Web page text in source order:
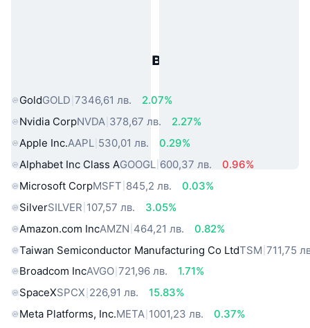
Популярни активи от реалния
GoldGOLD 7346,61 лв.
2.07%
Nvidia CorpNVDA 378,67 лв.
2.27%
Apple Inc.AAPL 530,01 лв.
0.29%
Alphabet Inc Class AGOOGL 600,37 лв.
0.96%
Microsoft CorpMSFT 845,2 лв.
0.03%
SilverSILVER 107,57 лв.
3.05%
Amazon.com IncAMZN 464,21 лв.
0.82%
Taiwan Semiconductor Manufacturing Co LtdTSM 711,75
Broadcom IncAVGO 721,96 лв.
1.71%
SpaceXSPCX 226,91 лв.
15.83%
Meta Platforms, Inc.META 1001,23 лв.
0.37%